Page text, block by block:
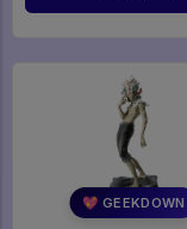
💖 GEEKDOWN